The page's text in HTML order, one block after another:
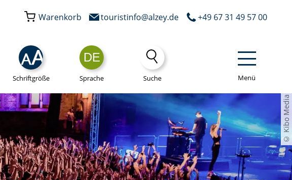
+49 67 31 49 57 00
touristinfo@alzey.de
Warenkorb
Suche
DE
Sprache
Schriftgröße Menü
© Kibo Media